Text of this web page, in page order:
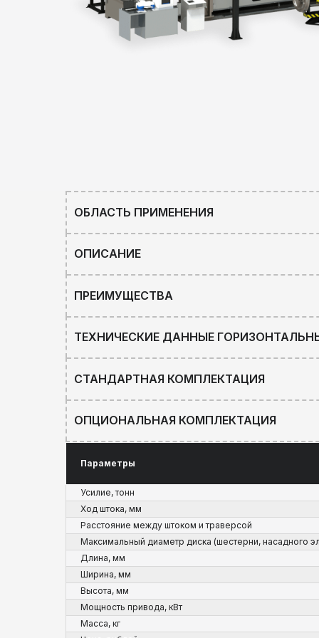
ОБЛАСТЬ ПРИМЕНЕНИЯ
ОПИСАНИЕ
ПРЕИМУЩЕСТВА
ТЕХНИЧЕСКИЕ ДАННЫЕ
СТАНДАРТНАЯ КОМПЛЕКТАЦИЯ
ОПЦИОНАЛЬНАЯ КОМПЛЕКТАЦИЯ
Параметры
Усилие, тонн
Ход штока, мм
Расстояние между штоком и траверсой
Максимальный диаметр диска (шестерни, насадного
Длина, мм
Ширина, мм
Высота, мм
Мощность привода, кВт
Масса, кг